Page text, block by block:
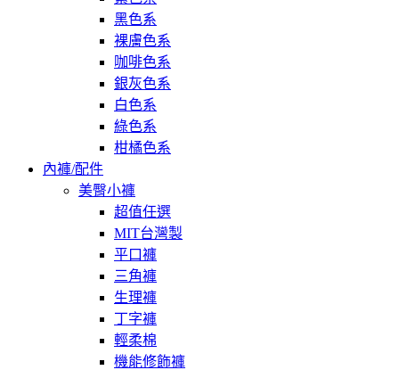
黑色系
裸膚色系
咖啡色系
銀灰色系
白色系
綠色系
柑橘色系
內褲/配件
美臀小褲
超值任選
MIT台灣製
平口褲
三角褲
生理褲
丁字褲
輕柔棉
機能修飾褲